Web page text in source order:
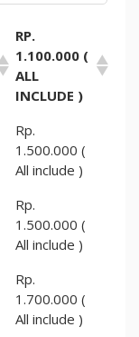
RP.
1.100.000 (
ALL
INCLUDE )
Rp.
1.500.000 (
All include )
Rp.
1.500.000 (
All include )
Rp.
1.700.000 (
All include )